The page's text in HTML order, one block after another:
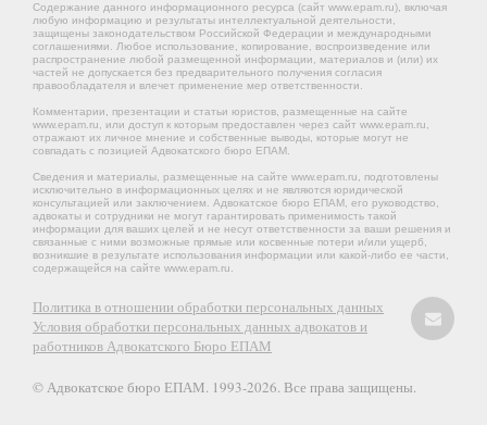
Содержание данного информационного ресурса (сайт www.epam.ru), включая
любую информацию и результаты интеллектуальной деятельности,
защищены законодательством Российской Федерации и международными
соглашениями. Любое использование, копирование, воспроизведение или
распространение любой размещенной информации, материалов и (или) их
частей не допускается без предварительного получения согласия
правообладателя и влечет применение мер ответственности.
Комментарии, презентации и статьи юристов, размещенные на сайте
www.epam.ru, или доступ к которым предоставлен через сайт www.epam.ru,
отражают их личное мнение и собственные выводы, которые могут не
совпадать с позицией Адвокатского бюро ЕПАМ.
Сведения и материалы, размещенные на сайте www.epam.ru, подготовлены
исключительно в информационных целях и не являются юридической
консультацией или заключением. Адвокатское бюро ЕПАМ, его руководство,
адвокаты и сотрудники не могут гарантировать применимость такой
информации для ваших целей и не несут ответственности за ваши решения и
связанные с ними возможные прямые или косвенные потери и/или ущерб,
возникшие в результате использования информации или какой-либо ее части,
содержащейся на сайте www.epam.ru.
Политика в отношении обработки персональных данных
Условия обработки персональных данных адвокатов и
работников Адвокатского Бюро ЕПАМ
© Адвокатское бюро ЕПАМ. 1993-2026. Все права защищены.